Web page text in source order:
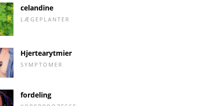
celandine
LÆGEPLANTER
Hjertearytmier
SYMPTOMER
fordeling